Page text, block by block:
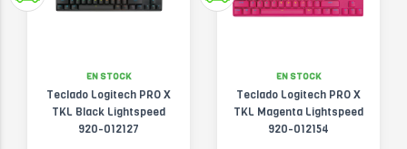
EN STOCK
Teclado Logitech PRO X
TKL Black Lightspeed
920-012127
EN STOCK
Teclado Logitech PRO X
TKL Magenta Lightspeed
920-012154